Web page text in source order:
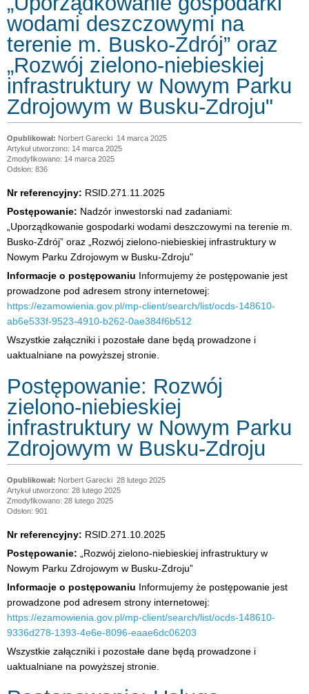
wodami deszczowymi na
terenie m. Busko-Zdrój” oraz
„Rozwój zielono-niebieskiej
infrastruktury w Nowym Parku
Zdrojowym w Busku-Zdroju"
Norbert Garecki 14 marca 2025
Artykuł utworzono: 14 marca 2025
Zmodyfikowano: 14 marca 2025
Odsłon: 836
Nr referencyjny: RSID.271.11.2025
Postępowanie: Nadzór inwestorski nad zadaniami:
„Uporządkowanie gospodarki wodami deszczowymi na terenie m.
Busko-Zdrój” oraz „Rozwój zielono-niebieskiej infrastruktury w
Nowym Parku Zdrojowym w Busku-Zdroju"
Informacje o postępowaniu Informujemy że postępowanie jest
prowadzone pod adresem strony internetowej:
https://ezamowienia.gov.pl/mp-client/search/list/ocds-148610-
ab6e533f-9523-4910-b262-0ae384f6b512
Wszystkie załączniki i pozostałe dane będą prowadzone i
uaktualniane na powyższej stronie.
Postępowanie: Rozwój
zielono-niebieskiej
infrastruktury w Nowym Parku
Zdrojowym w Busku-Zdroju
Norbert Garecki 28 lutego 2025
Artykuł utworzono: 28 lutego 2025
Zmodyfikowano: 28 lutego 2025
Odsłon: 901
Nr referencyjny: RSID.271.10.2025
Postępowanie: „Rozwój zielono-niebieskiej infrastruktury w
Nowym Parku Zdrojowym w Busku-Zdroju”
Informacje o postępowaniu Informujemy że postępowanie jest
prowadzone pod adresem strony internetowej:
https://ezamowienia.gov.pl/mp-client/search/list/ocds-148610-
9336d278-1393-4e6e-8096-eaae6dc06203
Wszystkie załączniki i pozostałe dane będą prowadzone i
uaktualniane na powyższej stronie.